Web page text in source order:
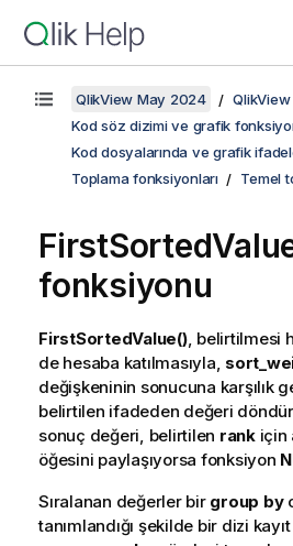
QlikView May 2024
QlikView
Kod söz dizimi ve grafik
Kod dosyalarında ve grafik
Toplama fonksiyonları
Temel
fonksiyonu
FirstSortedValue(), belirtilmesi
de hesaba katılmasıyla,
değişkeninin sonucuna karşılık
belirtilen ifadeden değeri
sonuç değeri, belirtilen rankiçin
öğesini paylaşıyorsa fonksiyon
Sıralanan değerler bir group by
tanımlandığı şekilde bir dizi